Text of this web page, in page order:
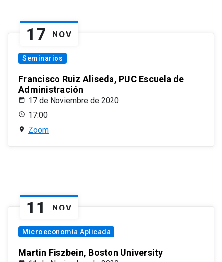
17 NOV
Seminarios
Francisco Ruiz Aliseda, PUC Escuela de
Administración
17 de Noviembre de 2020
17:00
Zoom
11 NOV
Microeconomía Aplicada
Martin Fiszbein, Boston University